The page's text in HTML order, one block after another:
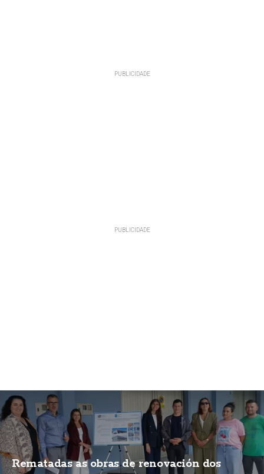
Rematadas as obras de renovación dos